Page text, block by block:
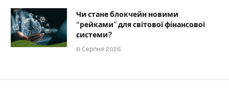
Чи стане блокчейн новими
“рейками” для світової фінансової
системи?
8 Серпня 2026